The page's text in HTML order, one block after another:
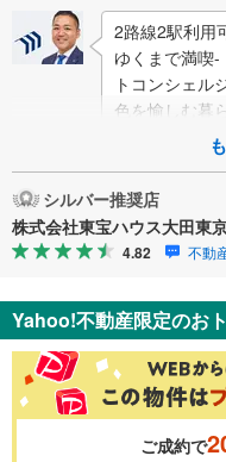
2路線2駅利用
ゆくまで満
トコンシェル
色を愉しむ暮
高いキッチ
シルバー推奨店
株式会社東宝ハウス大田
4.82 不動
Yahoo!不動産限定のお
ご成約で